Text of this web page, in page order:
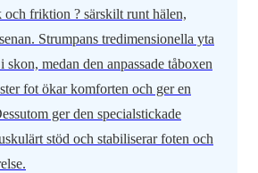
friktion ? särskilt runt hälen,
Strumpans tredimensionella yta
skon, medan den anpassade tåboxen
fot ökar komforten och ger en
ger den specialstickade
stöd och stabiliserar foten och